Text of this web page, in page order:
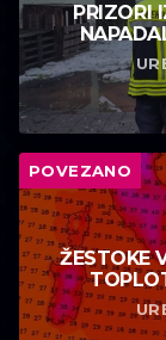
PRIZORI
POVEZANO
ŽESTOKE